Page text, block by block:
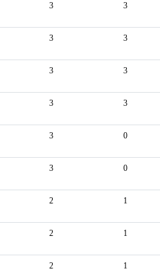
3 3
3 3
3 3
3 3
3 0
3 0
2 1
2 1
2 1